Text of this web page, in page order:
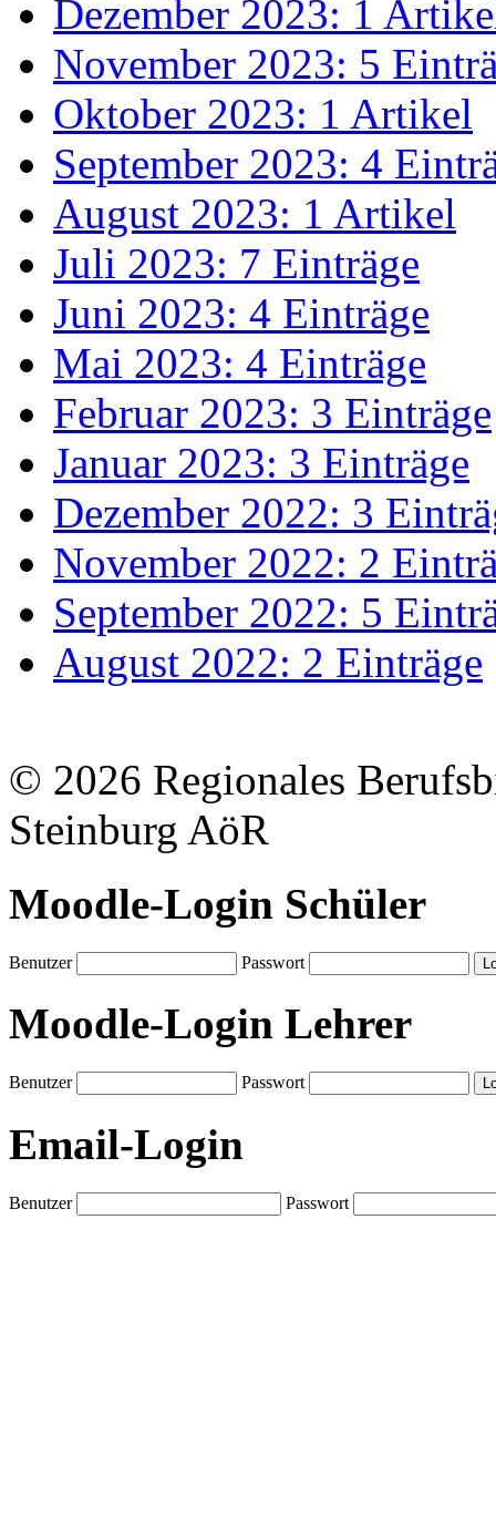
Dezember 2023: 1
November 2023: 5
Oktober 2023: 1 Artikel
September 2023: 4
August 2023: 1 Artikel
Juli 2023: 7 Einträge
Juni 2023: 4 Einträge
Mai 2023: 4 Einträge
Februar 2023: 3 Einträge
Januar 2023: 3 Einträge
Dezember 2022: 3
November 2022: 2
September 2022: 5
August 2022: 2 Einträge
© 2026 Regionales
Steinburg AöR
Moodle-Login Schüler
Benutzer Passwort
Moodle-Login Lehrer
Benutzer Passwort
Email-Login
Benutzer Passwort